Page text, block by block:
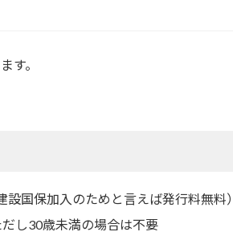
す。
国保加入のためと言えば発行料無料）
し30歳未満の場合は不要